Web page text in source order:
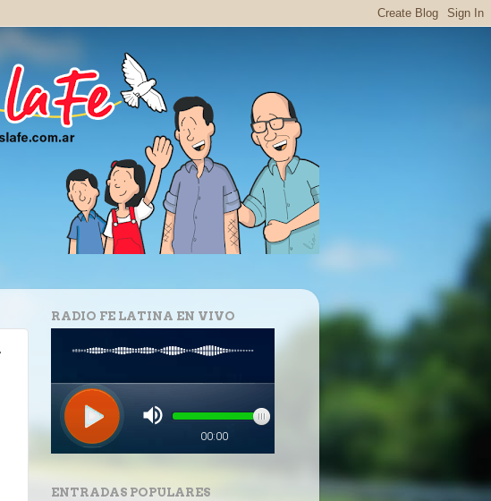
RADIO FE LATINA EN VIVO
ENTRADAS POPULARES